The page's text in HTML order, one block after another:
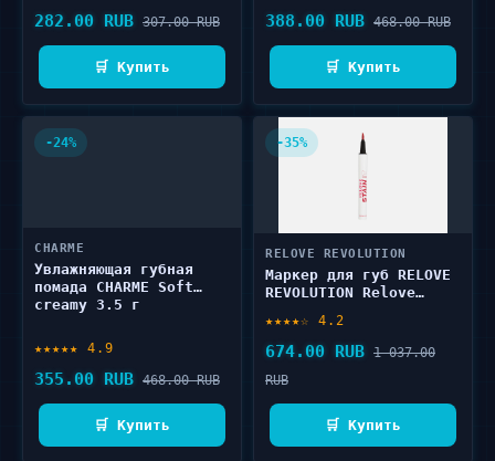
282.00 RUB 307.00 RUB
🛒 Купить
388.00 RUB 468.00 RUB
🛒 Купить
-24%
CHARME
Увлажняющая губная
помада CHARME Soft
creamy 3.5 г
★★★★★ 4.9
355.00 RUB 468.00 RUB
🛒 Купить
-35%
RELOVE REVOLUTION
Маркер для губ RELOVE
REVOLUTION Relove
шт
★★★★☆ 4.2
674.00 RUB 1 037.00
RUB
🛒 Купить